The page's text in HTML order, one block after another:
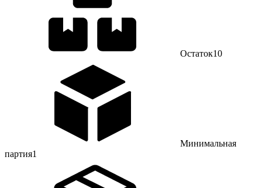
Остаток10
Минимальная
партия1